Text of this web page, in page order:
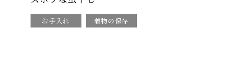
お手入れ 着物の保存